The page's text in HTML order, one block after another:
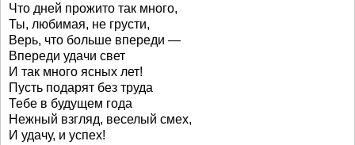
Что дней прожито так много,
Ты, любимая, не грусти,
Верь, что больше впереди —
Впереди удачи свет
И так много ясных лет!
Пусть подарят без труда
Тебе в будущем года
Нежный взгляд, веселый смех,
И удачу, и успех!